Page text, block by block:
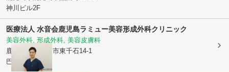
神川ビル2F
医療法人 水音会鹿児島ラミュー美容形成外科クリニック
美容外科, 形成外科, 美容皮膚科
鹿児島県鹿児島市東千石14-1
巴里屋ビル6階